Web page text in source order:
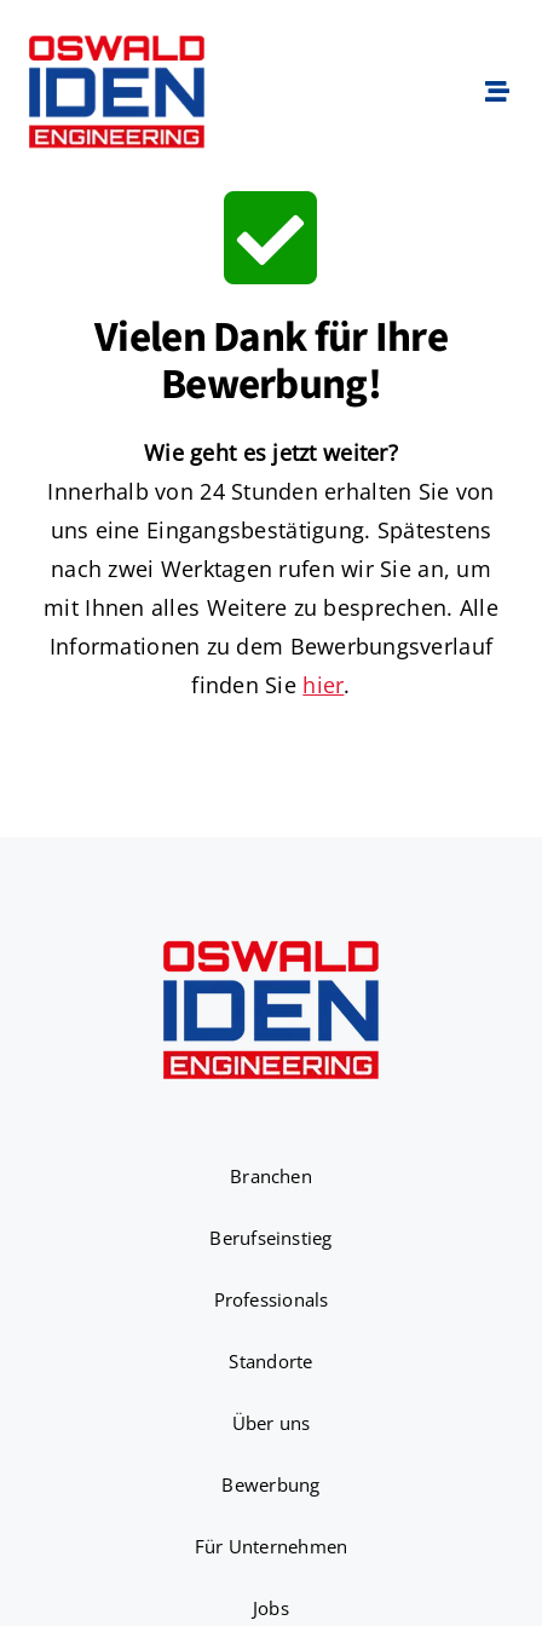
Inhalt
Für Bewerber
Für Unternehmen
Standorte
Über uns
Vielen Dank für Ihre
Bewerbung!
Wie geht es jetzt weiter?
Innerhalb von 24 Stunden erhalten Sie von
uns eine Eingangsbestätigung. Spätestens
nach zwei Werktagen rufen wir Sie an, um
mit Ihnen alles Weitere zu besprechen. Alle
Informationen zu dem Bewerbungsverlauf
finden Sie hier.
Branchen
Berufseinstieg
Professionals
Standorte
Über uns
Bewerbung
Für Unternehmen
Jobs